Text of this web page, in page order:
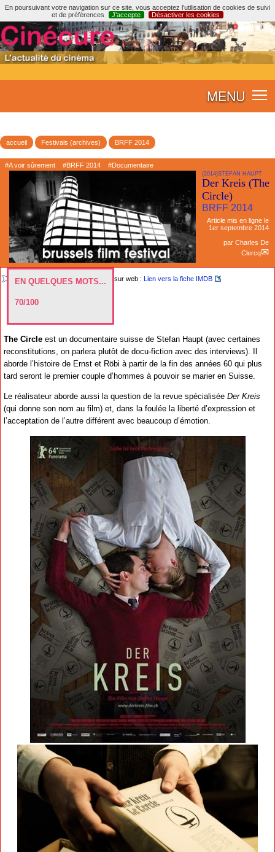
En poursuivant votre navigation sur ce site, vous acceptez l’utilisation de cookies de suivi
et de préférences
J’accepte Désactiver les cookies
MENU
accueil Festivals (archives) BRFF 2014
#A voir sûrement #BRFF 2014 #Documentaire
(2014)STEFAN HAUPT
Der Kreis (The
Circle)
BRFF 2014
Article mis en ligne le
1er septembre 2014
par Charles De
Clercq
EN QUELQUES MOTS...
70/100
sur web : Lien vers la fiche IMDB
The Circle est un documentaire suisse de Stefan Haupt (avec certaines
reconstitutions, on parlera plutôt de docu-fiction avec des interviews). Il
aborde l’histoire de Ernst et Röbi à partir de la fin des années 60 qui plus
tard seront le premier couple d’hommes à pouvoir se marier en Suisse.
Le réalisateur aborde aussi la question de la revue spécialisée Der Kreis
(qui donne son nom au film) et, dans la foulée la liberté d’expression et
l’acceptation de l’autre différent avec beaucoup d’émotion.